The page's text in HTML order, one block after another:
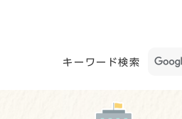
キーワード検索